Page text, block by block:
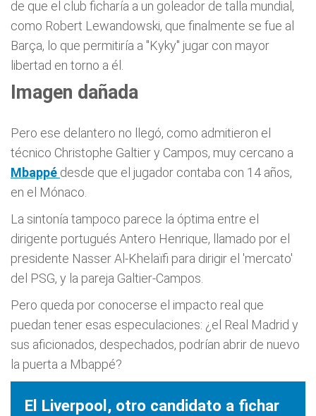
de que el club ficharía a un goleador de talla mundial,
como Robert Lewandowski, que finalmente se fue al
Barça, lo que permitiría a "Kyky" jugar con mayor
libertad en torno a él.
Imagen dañada
Pero ese delantero no llegó, como admitieron el
técnico Christophe Galtier y Campos, muy cercano a
Mbappé desde que el jugador contaba con 14 años,
en el Mónaco.
La sintonía tampoco parece la óptima entre el
dirigente portugués Antero Henrique, llamado por el
presidente Nasser Al-Khelaïfi para dirigir el 'mercato'
del PSG, y la pareja Galtier-Campos.
Pero queda por conocerse el impacto real que
puedan tener esas especulaciones: ¿el Real Madrid y
sus aficionados, despechados, podrían abrir de nuevo
la puerta a Mbappé?
El Liverpool, otro candidato a fichar